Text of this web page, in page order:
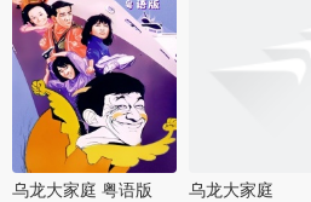
乌龙大家庭 粤语版 乌龙大家庭